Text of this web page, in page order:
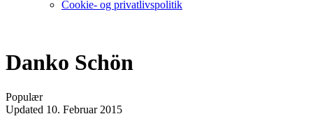
Cookie- og privatlivspolitik
Danko Schön
Populær
Updated 10. Februar 2015